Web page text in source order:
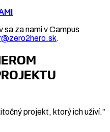
sa za nami v Campus
.
projekt, ktorý ich uživí.”